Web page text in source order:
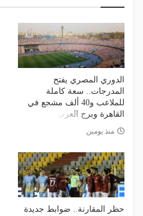
الدوري المصري يفتح
المدرجات.. سعة كاملة
للملاعب و40 ألف مشجع في
القاهرة وبرج العرب
منذ يومين
حظر المقارنة.. ضوابط جديدة